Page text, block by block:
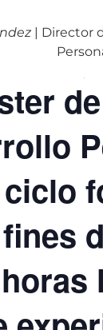
| Director
de